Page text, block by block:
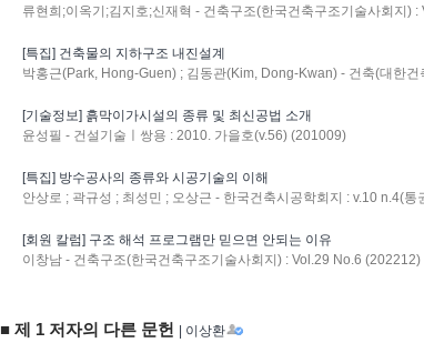
류현희;이옥기;김지호;신재혁 - 건축구조(한국건축구조기술사회지)
[특집] 건축물의 지하구조 내진설계
박홍근(Park, Hong-Guen) ; 김동관(Kim, Dong-Kwan) - 건축(대한
[기술정보] 흙막이가시설의 종류 및 최신공법 소개
윤성필 - 건설기술ㅣ쌍용 : 2010. 가을호(v.56) (201009)
[특집] 방수공사의 종류와 시공기술의 이해
안상로 ; 곽규성 ; 최성민 ; 오상근 - 한국건축시공학회지 : v.10 n.4(
[회원 칼럼] 구조 해석 프로그램만 믿으면 안되는 이유
이창남 - 건축구조(한국건축구조기술사회지) : Vol.29 No.6 (202212)
■ 제 1 저자의 다른 문헌 | 이상환